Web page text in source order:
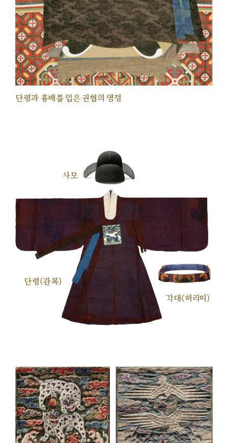
단령과 흉배를 입은 권협의 영정
사모
단령(관복)
각대(허리띠)